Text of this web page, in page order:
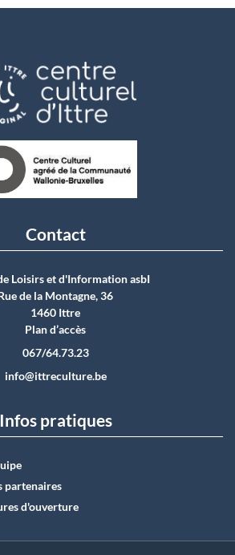
Contact
Loisirs et d'Information asbI
de la Montagne, 36
1460 Ittre
Plan d’accès
067/64.73.23
info@ittreculture.be
Infos pratiques
partenaires
d'ouverture